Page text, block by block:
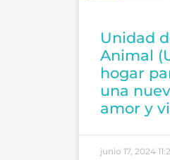
Unidad
Animal
hogar
una
amor y
junio 17, 2024